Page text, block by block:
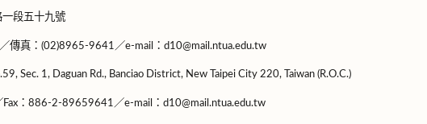
段五十九號
真：(02)8965-9641／e-mail：d10@mail.ntua.edu.tw
Sec. 1, Daguan Rd., Banciao District, New Taipei City 220, Taiwan (R.O.C.)
：886-2-89659641／e-mail：d10@mail.ntua.edu.tw